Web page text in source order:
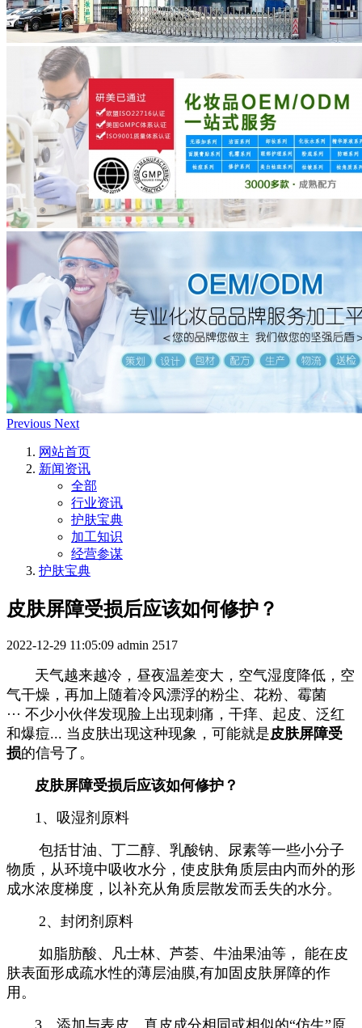
Previous Next
网站首页
新闻资讯
全部
行业资讯
护肤宝典
加工知识
经营参谋
护肤宝典
皮肤屏障受损后应该如何修护？
2022-12-29 11:05:09 admin 2517
天气越来越冷，昼夜温差变大，空气湿度降低，空
气干燥，再加上随着冷风漂浮的粉尘、花粉、霉菌
··· 不少小伙伴发现脸上出现刺痛，干痒、起皮、泛红
和爆痘... 当皮肤出现这种现象，可能就是皮肤屏障受
损的信号了。
皮肤屏障受损后应该如何修护？
1、吸湿剂原料
包括甘油、丁二醇、乳酸钠、尿素等一些小分子
物质，从环境中吸收水分，使皮肤角质层由内而外的形
成水浓度梯度，以补充从角质层散发而丢失的水分。
2、封闭剂原料
如脂肪酸、凡士林、芦荟、牛油果油等， 能在皮
肤表面形成疏水性的薄层油膜,有加固皮肤屏障的作
用。
3、添加与表皮、真皮成分相同或相似的“仿生”原